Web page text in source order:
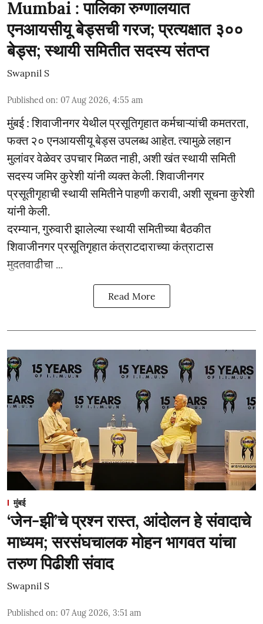
Mumbai : पालिका रुग्णालयात
एनआयसीयू बेड्सची गरज; प्रत्यक्षात ३००
बेड्स; स्थायी समितीत सदस्य संतप्त
Swapnil S
Published on: 07 Aug 2026, 4:55 am
मुंबई : शिवाजीनगर येथील प्रसूतिगृहात कर्मचाऱ्यांची कमतरता,
फक्त २० एनआयसीयू बेड्स उपलब्ध आहेत. त्यामुळे लहान
मुलांवर वेळेवर उपचार मिळत नाही, अशी खंत स्थायी समिती
सदस्य जमिर कुरेशी यांनी व्यक्त केली. शिवाजीनगर
प्रसूतीगृहाची स्थायी समितीने पाहणी करावी, अशी सूचना कुरेशी
यांनी केली.
दरम्यान, गुरुवारी झालेल्या स्थायी समितीच्या बैठकीत
शिवाजीनगर प्रसूतिगृहात कंत्राटदाराच्या कंत्राटास
मुदतवाढीचा ...
Read More
मुंबई
‘जेन-झी’चे प्रश्न रास्त, आंदोलन हे संवादाचे
माध्यम; सरसंघचालक मोहन भागवत यांचा
तरुण पिढीशी संवाद
Swapnil S
Published on: 07 Aug 2026, 3:51 am